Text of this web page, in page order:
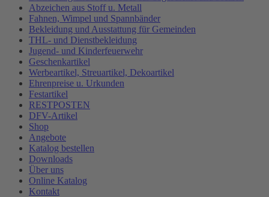
Abzeichen aus Stoff u. Metall
Fahnen, Wimpel und Spannbänder
Bekleidung und Ausstattung für Gemeinden
THL- und Dienstbekleidung
Jugend- und Kinderfeuerwehr
Geschenkartikel
Werbeartikel, Streuartikel, Dekoartikel
Ehrenpreise u. Urkunden
Festartikel
RESTPOSTEN
DFV-Artikel
Shop
Angebote
Katalog bestellen
Downloads
Über uns
Online Katalog
Kontakt